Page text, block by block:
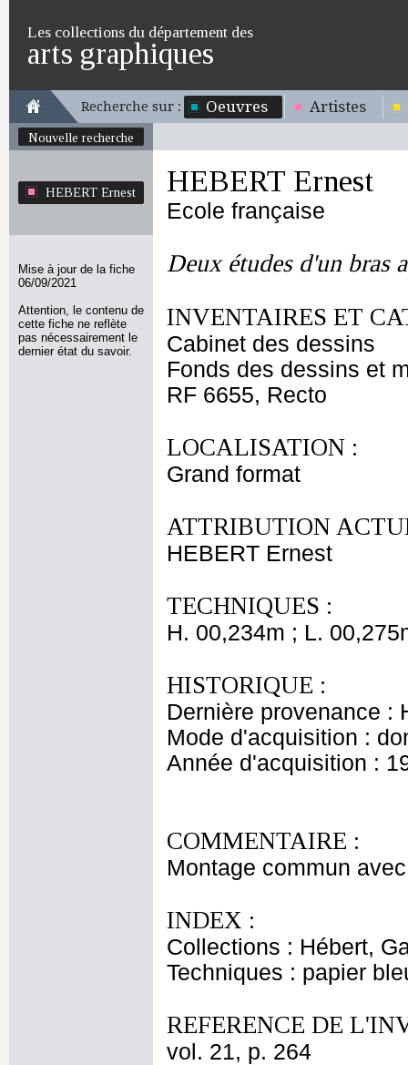
Les collections du département des
arts graphiques
Recherche sur : Oeuvres Artistes
Nouvelle recherche
HEBERT Ernest
Mise à jour de la fiche
06/09/2021
Attention, le contenu de
cette fiche ne reflète
pas nécessairement le
dernier état du savoir.
HEBERT Ernest
Ecole française
Deux études d'un bras
INVENTAIRES ET
Cabinet des dessins
Fonds des dessins et
RF 6655, Recto
LOCALISATION :
Grand format
ATTRIBUTION
HEBERT Ernest
TECHNIQUES :
H. 00,234m ; L.
HISTORIQUE :
Dernière provenance :
Mode d'acquisition :
Année d'acquisition :
COMMENTAIRE :
Montage commun
INDEX :
Collections : Hébert,
Techniques : papier
REFERENCE DE
vol. 21, p. 264